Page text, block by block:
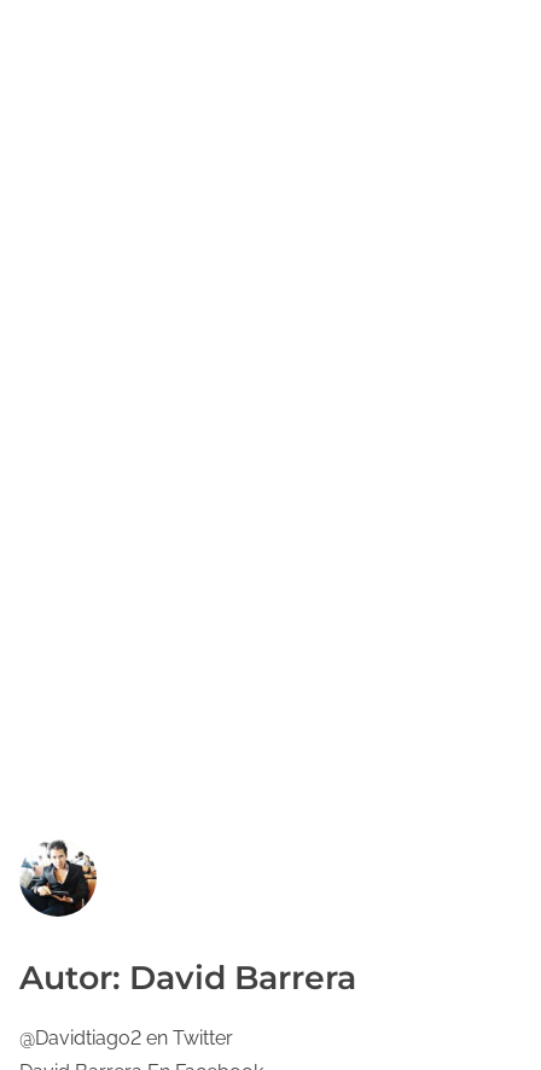
Autor: David Barrera
@Davidtiago2 en Twitter